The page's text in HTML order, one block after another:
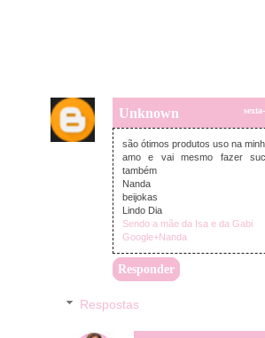
Unknown
são ótimos produtos uso na
amo e vai mesmo fazer
também
Nanda
beijokas
Lindo Dia
Sendo a mãe da Isa e da Gabi
Google+Nanda
Responder
Respostas